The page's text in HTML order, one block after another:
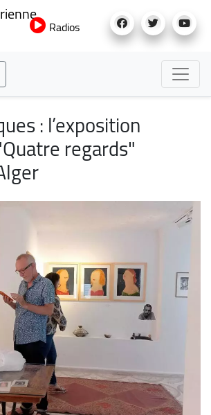
au
Radios
: l’exposition
regards"